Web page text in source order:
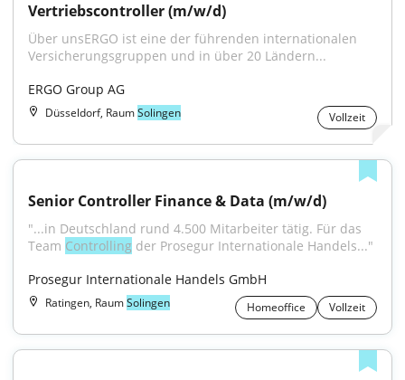
Vertriebscontroller (m/w/d)
Über unsERGO ist eine der führenden internationalen
Versicherungsgruppen und in über 20 Ländern...
ERGO Group AG
Düsseldorf, RaumSolingen Vollzeit
Senior Controller Finance & Data (m/w/d)
"...in Deutschland rund 4.500 Mitarbeiter tätig. Für das
Team Controlling der Prosegur Internationale Handels..."
Prosegur Internationale Handels GmbH
Ratingen, RaumSolingen Homeoffice Vollzeit